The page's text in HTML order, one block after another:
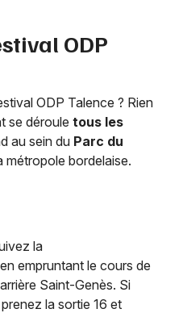
ODP
ODP Talence ? Rien
se déroule tous les
au sein du Parc du
métropole bordelaise.
la
empruntant le cours de
Saint-Genès. Si
la sortie 16 et